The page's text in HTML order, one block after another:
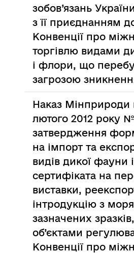
зобов’язань
з її приєднанням
Конвенції про
торгівлю видами
і флори, що
загрозою
Наказ Мінприроди
лютого 2012 року
затвердження
на імпорт та
видів дикої фауни
сертифіката на
виставки,
інтродукцію з моря
зазначених
об’єктами
Конвенції про